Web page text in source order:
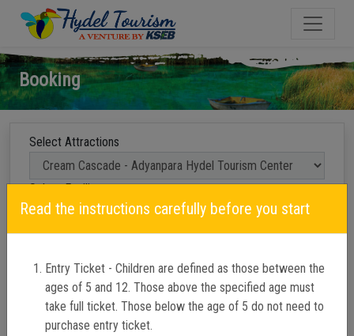
Booking
Select Attractions
Select Facility
VisitingDate
Timing
Read the instructions carefully before you start
Entry Ticket - Children are defined as those between the
ages of 5 and 12. Those above the specified age must
take full ticket. Those below the age of 5 do not need to
purchase entry ticket.